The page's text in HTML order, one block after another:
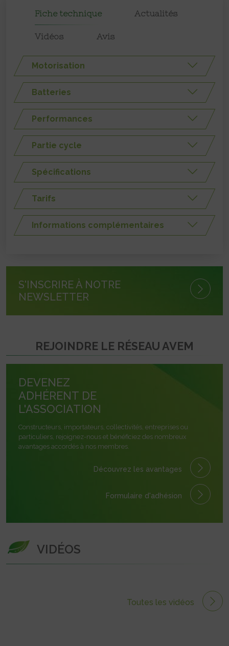
Fiche technique Actualités
Vidéos Avis
Motorisation
Batteries
Performances
Partie cycle
Spécifications
Tarifs
Informations complémentaires
S'INSCRIRE À NOTRE
NEWSLETTER
REJOINDRE LE RÉSEAU AVEM
DEVENEZ
ADHÉRENT DE
L'ASSOCIATION
Constructeurs, importateurs, collectivités, entreprises ou
particuliers, rejoignez-nous et bénéficiez des nombreux
avantages accordés à nos membres.
Découvrez les avantages
Formulaire d'adhésion
VIDÉOS
Toutes les vidéos